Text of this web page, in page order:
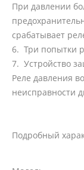
При давлении
срабатывает
6. Три попытки
7. Устройство
Реле давления
неисправности
Подробный